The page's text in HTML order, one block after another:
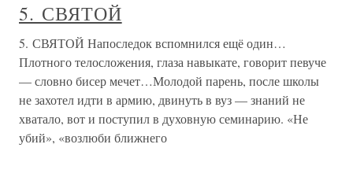
5. СВЯТОЙ
5. СВЯТОЙ Напоследок вспомнился ещё один…
Плотного телосложения, глаза навыкате, говорит певуче
— словно бисер мечет…Молодой парень, после школы
не захотел идти в армию, двинуть в вуз — знаний не
хватало, вот и поступил в духовную семинарию. «Не
убий», «возлюби ближнего